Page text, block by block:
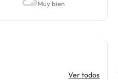
Muy bien
Ver todos